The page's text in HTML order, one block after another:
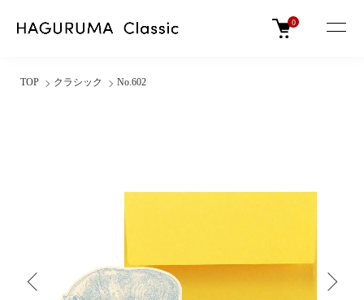
0
TOP クラシック No.602